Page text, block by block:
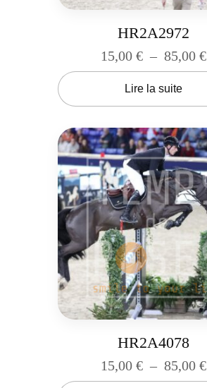
HR2A2972
15,00€ – 85,00€
Lire la suite
HR2A4078
15,00€ – 85,00€